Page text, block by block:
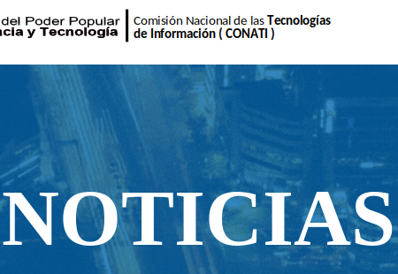
NOTICIAS
NOTICIAS